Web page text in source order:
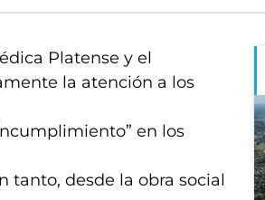
Platense y el
la atención a los
en los
tanto, desde la obra social